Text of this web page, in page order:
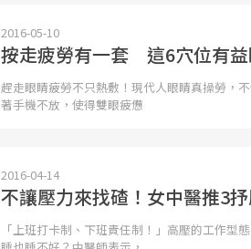
2016-05-10
按走疲勞有一套 這6穴位有
趕走眼睛疲勞不只熱敷！現代人眼睛真操勞，
著手機不放，使得雙眼疲憊
2016-04-14
不讓壓力來找碴！女中醫推3
「上班打卡制、下班責任制！」高壓的工作型